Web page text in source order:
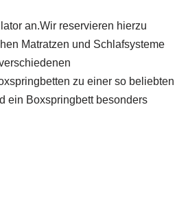
an.Wir reservieren hierzu
Matratzen und Schlafsysteme
zu einer so beliebten
ein Boxspringbett besonders